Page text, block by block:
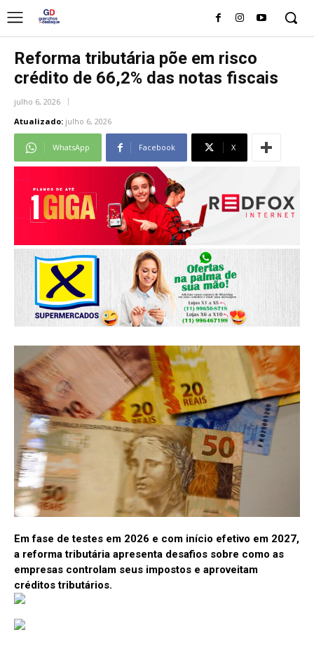
Reforma tributária põe em risco
crédito de 66,2% das notas fiscais
julho 6, 2026
Atualizado: julho 6, 2026
WhatsApp Facebook X
Em fase de testes em 2026 e com início efetivo em 2027,
a reforma tributária apresenta desafios sobre como as
empresas controlam seus impostos e aproveitam
créditos tributários.